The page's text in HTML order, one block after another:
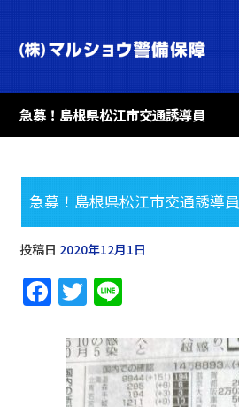
急募！島根県松江市交通誘導員
急募！島根県松江市交通誘導員
投稿日 2020年12月1日
F
c
e
T
it
te
e